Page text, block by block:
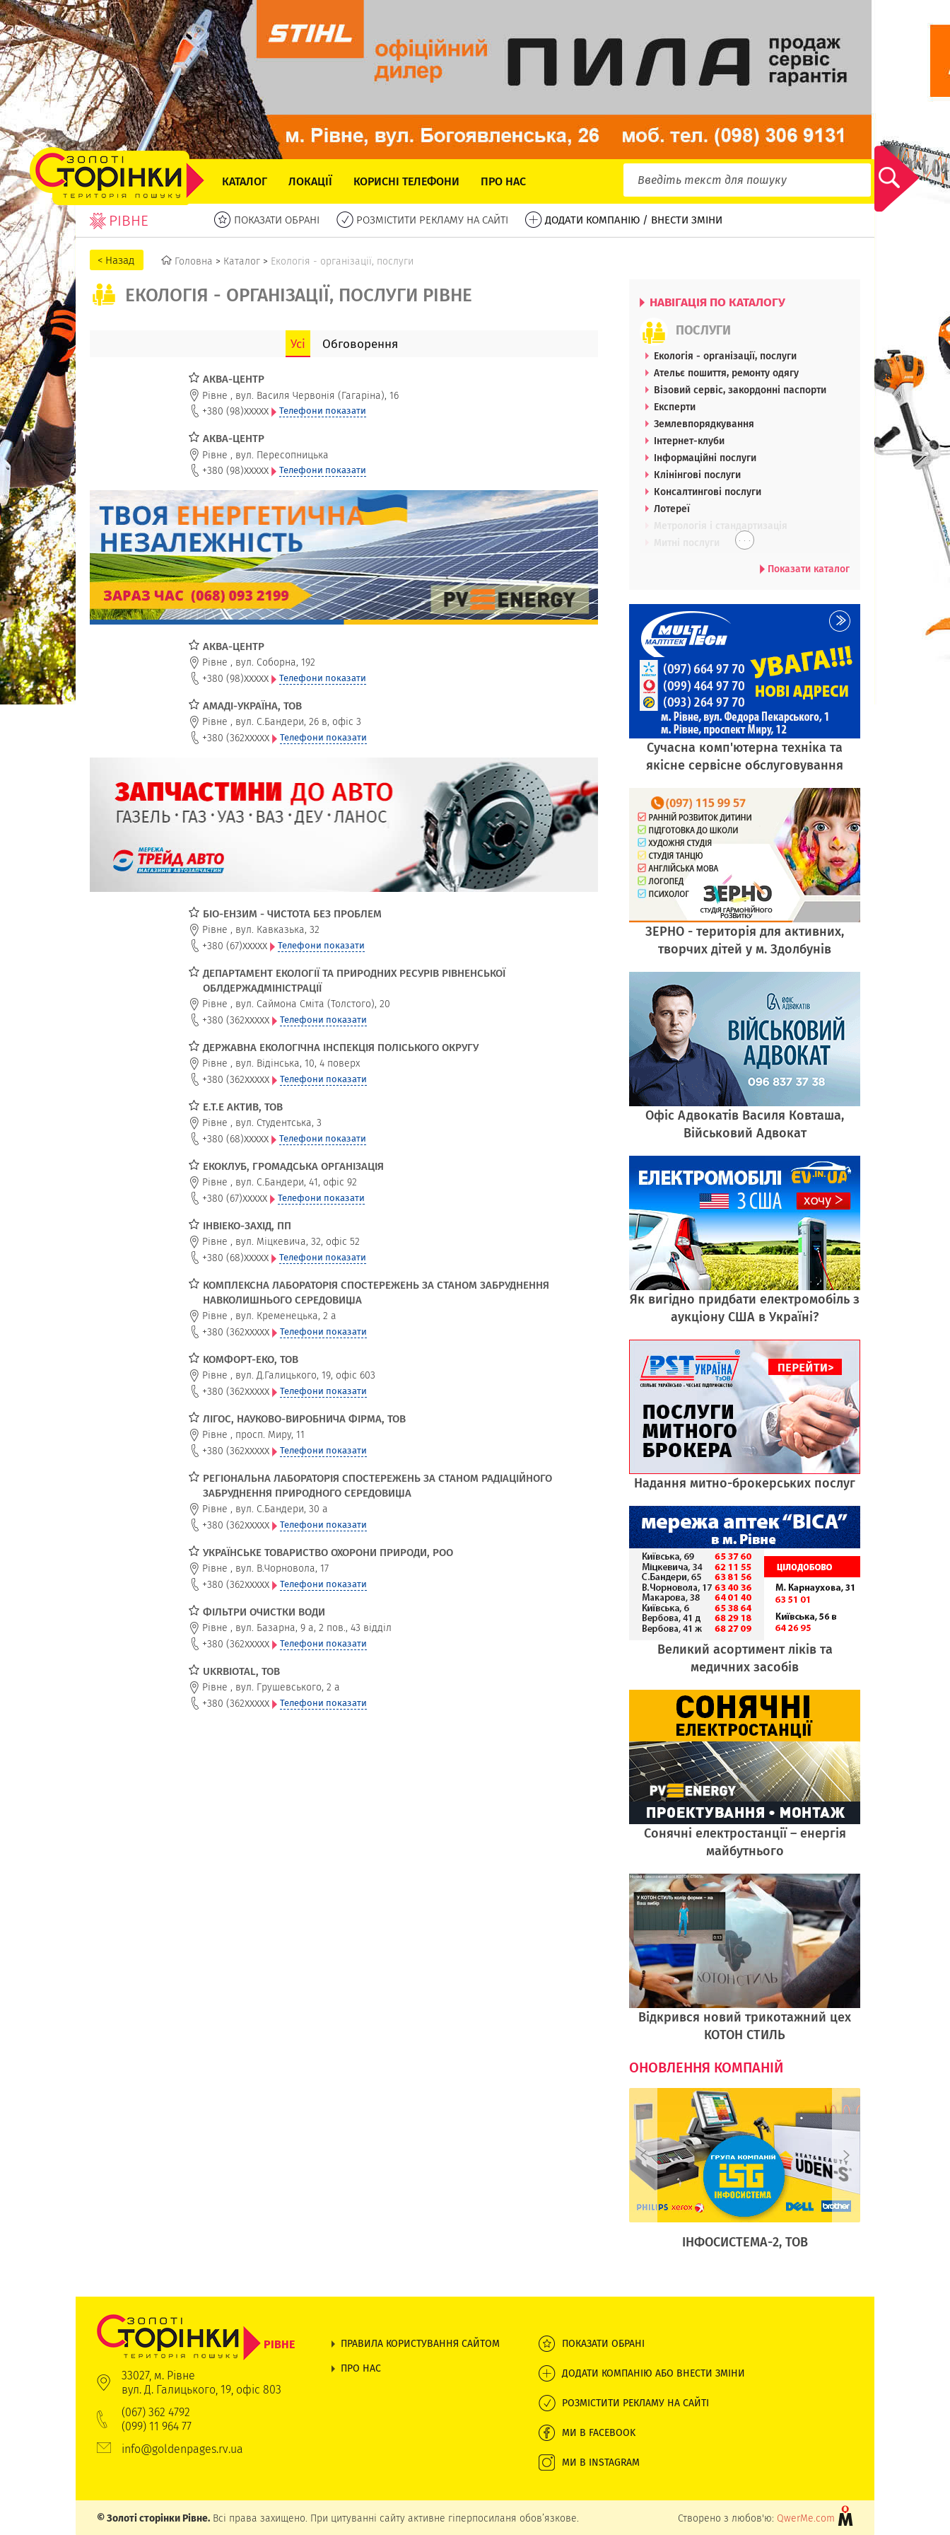
КАТАЛОГ ЛОКАЦІЇ КОРИСНІ ТЕЛЕФОНИ ПРО НАС
РІВНЕ ПОКАЗАТИ ОБРАНІ РОЗМІСТИТИ РЕКЛАМУ НА САЙТІ ДОДАТИ КОМПАНІЮ / ВНЕСТИ ЗМІНИ
Головна > Каталог > Екологія - організації, послуги
ЕКОЛОГІЯ - ОРГАНІЗАЦІЇ, ПОСЛУГИ РІВНЕ
Усі Обговорення
АКВА-ЦЕНТР
Рівне , вул. Василя Червонія (Гагаріна), 16
+380 (98)xxxxx Телефони показати
АКВА-ЦЕНТР
Рівне , вул. Пересопницька
+380 (98)xxxxx Телефони показати
АКВА-ЦЕНТР
Рівне , вул. Соборна, 192
+380 (98)xxxxx Телефони показати
АМАДІ-УКРАЇНА, ТОВ
Рівне , вул. С.Бандери, 26 в, офіс 3
+380 (362xxxxx Телефони показати
БІО-ЕНЗИМ - ЧИСТОТА БЕЗ ПРОБЛЕМ
Рівне , вул. Кавказька, 32
+380 (67)xxxxx Телефони показати
ДЕПАРТАМЕНТ ЕКОЛОГІЇ ТА ПРИРОДНИХ РЕСУРІВ РІВНЕНСЬКОЇ
ОБЛДЕРЖАДМІНІСТРАЦІЇ
Рівне , вул. Саймона Сміта (Толстого), 20
+380 (362xxxxx Телефони показати
ДЕРЖАВНА ЕКОЛОГІЧНА ІНСПЕКЦІЯ ПОЛІСЬКОГО ОКРУГУ
Рівне , вул. Відінська, 10, 4 поверх
+380 (362xxxxx Телефони показати
Е.Т.Е АКТИВ, ТОВ
Рівне , вул. Студентська, 3
+380 (68)xxxxx Телефони показати
ЕКОКЛУБ, ГРОМАДСЬКА ОРГАНІЗАЦІЯ
Рівне , вул. С.Бандери, 41, офіс 92
+380 (67)xxxxx Телефони показати
ІНВІЕКО-ЗАХІД, ПП
Рівне , вул. Міцкевича, 32, офіс 52
+380 (68)xxxxx Телефони показати
КОМПЛЕКСНА ЛАБОРАТОРІЯ СПОСТЕРЕЖЕНЬ ЗА СТАНОМ ЗАБРУДНЕННЯ
НАВКОЛИШНЬОГО СЕРЕДОВИЩА
Рівне , вул. Кременецька, 2 а
+380 (362xxxxx Телефони показати
КОМФОРТ-ЕКО, ТОВ
Рівне , вул. Д.Галицького, 19, офіс 603
+380 (362xxxxx Телефони показати
ЛІГОС, НАУКОВО-ВИРОБНИЧА ФІРМА, ТОВ
Рівне , просп. Миру, 11
+380 (362xxxxx Телефони показати
РЕГІОНАЛЬНА ЛАБОРАТОРІЯ СПОСТЕРЕЖЕНЬ ЗА СТАНОМ РАДІАЦІЙНОГО
ЗАБРУДНЕННЯ ПРИРОДНОГО СЕРЕДОВИЩА
Рівне , вул. С.Бандери, 30 а
+380 (362xxxxx Телефони показати
УКРАЇНСЬКЕ ТОВАРИСТВО ОХОРОНИ ПРИРОДИ, РОО
Рівне , вул. В.Чорновола, 17
+380 (362xxxxx Телефони показати
ФІЛЬТРИ ОЧИСТКИ ВОДИ
Рівне , вул. Базарна, 9 а, 2 пов., 43 відділ
+380 (362xxxxx Телефони показати
UKRBІOTAL, ТОВ
Рівне , вул. Грушевського, 2 а
+380 (362xxxxx Телефони показати
НАВІГАЦІЯ ПО КАТАЛОГУ
ПОСЛУГИ
Екологія - організації, послуги
Ательє пошиття, ремонту одягу
Візовий сервіс, закордонні паспорти
Експерти
Землевпорядкування
Інтернет-клуби
Інформаційні послуги
Клінінгові послуги
Консалтингові послуги
Лотереї
. . .
Показати каталог
Сучасна комп'ютерна техніка та
якісне сервісне обслуговування
ЗЕРНО - територія для активних,
творчих дітей у м. Здолбунів
Офіс Адвокатів Василя Ковташа,
Військовий Адвокат
Як вигідно придбати електромобіль з
аукціону США в Україні?
Надання митно-брокерських послуг
Великий асортимент ліків та
медичних засобів
Cонячні електростанції – енергія
майбутнього
Відкрився новий трикотажний цех
КОТОН СТИЛЬ
ОНОВЛЕННЯ КОМПАНІЙ
ІНФОСИСТЕМА-2, ТОВ
РІВНЕ
33027, м. Рівне
вул. Д. Галицького, 19, офіс 803
(067) 362 4792
(099) 11 964 77
info@goldenpages.rv.ua
ПРАВИЛА КОРИСТУВАННЯ САЙТОМ
ПРО НАС
ПОКАЗАТИ ОБРАНІ
ДОДАТИ КОМПАНІЮ АБО ВНЕСТИ ЗМІНИ
РОЗМІСТИТИ РЕКЛАМУ НА САЙТІ
МИ В FACEBOOK
МИ В INSTAGRAM
© Золоті сторінки Рівне. Всі права захищено. При цитуванні сайту активне гіперпосиланя обов’язкове. Створено з любов'ю: QwerMe.com